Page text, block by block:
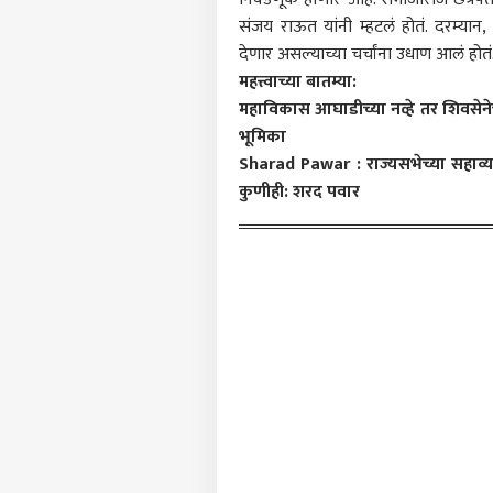
संजय राऊत यांनी म्हटलं होतं. दरम्यान,
देणार असल्याच्या चर्चांना उधाण आलं होतं.
महत्त्वाच्या बातम्या:
महाविकास आघाडीच्या नव्हे तर
भूमिका
Sharad Pawar : राज्यसभेच्या
कुणीही: शरद पवार
हॅलो गेस्ट
आमच्यासोबत जाहिरात करा
प्रायव्हसी पॉलिसी
संपर्क साधा
करिअर
फीडबॅक
आमच्याबद्दल